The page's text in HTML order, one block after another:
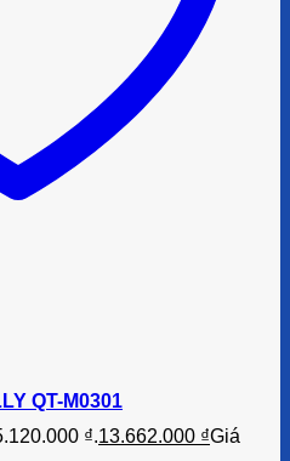
QT-M0301
₫.13.662.000 ₫Giá